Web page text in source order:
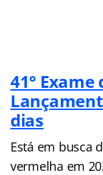
41°
dias
Está em busca
vermelha em